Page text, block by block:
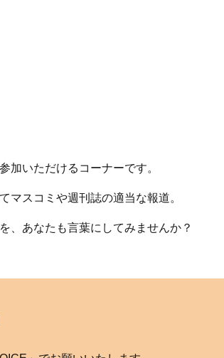
加いただけるコーナーです。
マスコミや週刊誌の適当な報道。
、あなたも言葉にしてみませんか？